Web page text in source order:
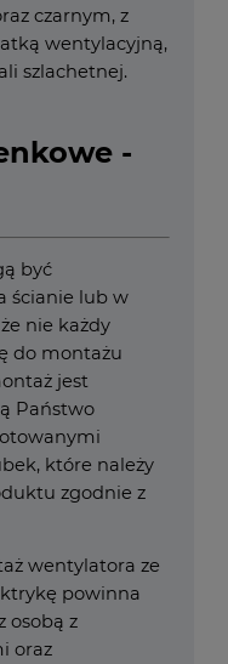
czarnym, z
wentylacyjną,
szlachetnej.
-
być
ścianie lub w
nie każdy
do montażu
jest
Państwo
które należy
zgodnie z
wentylatora ze
powinna
osobą z
oraz